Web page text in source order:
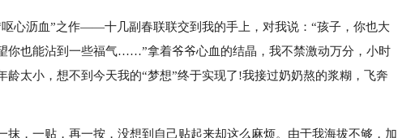
心沥血”之作——十几副春联联交到我的手上，对我说：“孩子，你也大
你也能沾到一些福气……”拿着爷爷心血的结晶，我不禁激动万分，小时
龄太小，想不到今天我的“梦想”终于实现了!我接过奶奶熬的浆糊，飞奔
抹，一贴，再一按，没想到自己贴起来却这么麻烦。由于我海拔不够，加